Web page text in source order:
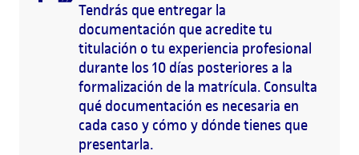
Tendrás que entregar la
documentación que acredite tu
titulación o tu experiencia profesional
durante los 10 días posteriores a la
formalización de la matrícula. Consulta
qué documentación es necesaria en
cada caso y cómo y dónde tienes que
presentarla.